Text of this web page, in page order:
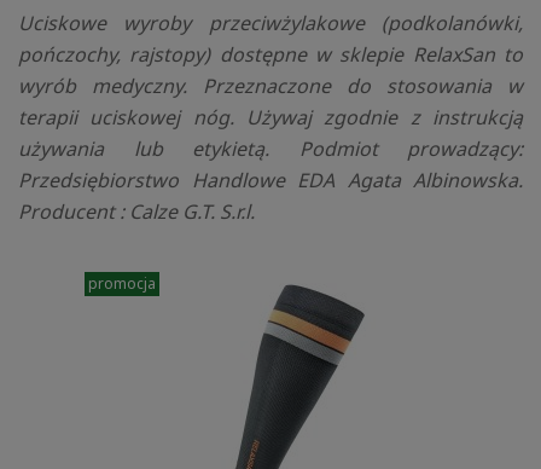
Uciskowe wyroby przeciwżylakowe (podkolanówki,
pończochy, rajstopy) dostępne w sklepie RelaxSan to
wyrób medyczny. Przeznaczone do stosowania w
terapii uciskowej nóg. Używaj zgodnie z instrukcją
używania lub etykietą. Podmiot prowadzący:
Przedsiębiorstwo Handlowe EDA Agata Albinowska.
Producent : Calze G.T. S.r.l.
promocja